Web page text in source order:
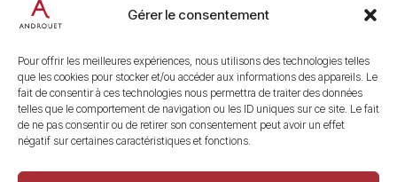
Gérer le consentement
Pour offrir les meilleures expériences, nous utilisons des technologies telles
que les cookies pour stocker et/ou accéder aux informations des appareils. Le
fait de consentir à ces technologies nous permettra de traiter des données
telles que le comportement de navigation ou les ID uniques sur ce site. Le fait
de ne pas consentir ou de retirer son consentement peut avoir un effet
négatif sur certaines caractéristiques et fonctions.
L’ART DU FROMAGE
Nous suivre
@maisonandrouet
Copyright © 2026 Androuet
Site parMake the Grade